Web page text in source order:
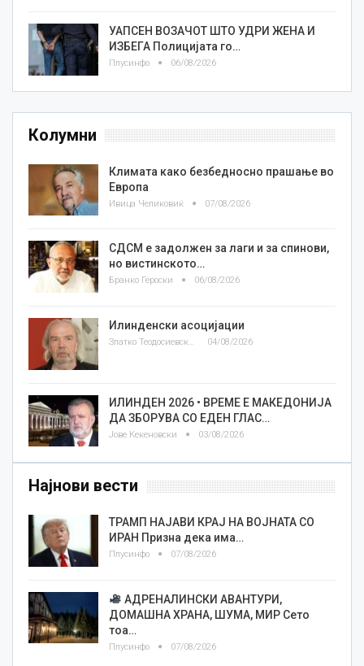
УАПСЕН ВОЗАЧОТ ШТО УДРИ ЖЕНА И
ИЗБЕГА Полицијата го…
Плусинфо 06/08/2026
Колумни
Климата како безбедносно прашање во
Европа
Ивица Челиковиќ 07/08/2026
СДСМ е задолжен за лаги и за спинови,
но вистинското…
Бранко Героски 06/08/2026
Илинденски асоцијации
Златко Теодосиевски 04/08/2026
ИЛИНДЕН 2026 • ВРЕМЕ Е МАКЕДОНИЈА
ДА ЗБОРУВА СО ЕДЕН ГЛАС…
Јове Кекеновски 03/08/2026
Најнови вести
ТРАМП НАЈАВИ КРАЈ НА ВОЈНАТА СО
ИРАН Призна дека има…
Плусинфо 07/08/2026
АДРЕНАЛИНСКИ АВАНТУРИ,
ДОМАШНА ХРАНА, ШУМА, МИР Сето
тоа…
Плусинфо 07/08/2026